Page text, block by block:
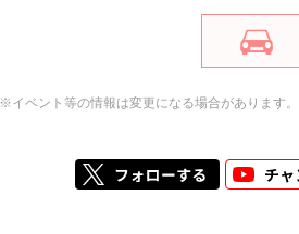
※イベント等の情報は変更になる場合があります